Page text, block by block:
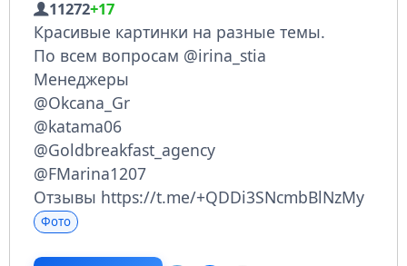
11272+17
Красивые картинки на разные темы.
По всем вопросам @irina_stia
Менеджеры
@Okcana_Gr
@katama06
@Goldbreakfast_agency
@FMarina1207
Отзывы https://t.me/+QDDi3SNcmbBlNzMy
Фото